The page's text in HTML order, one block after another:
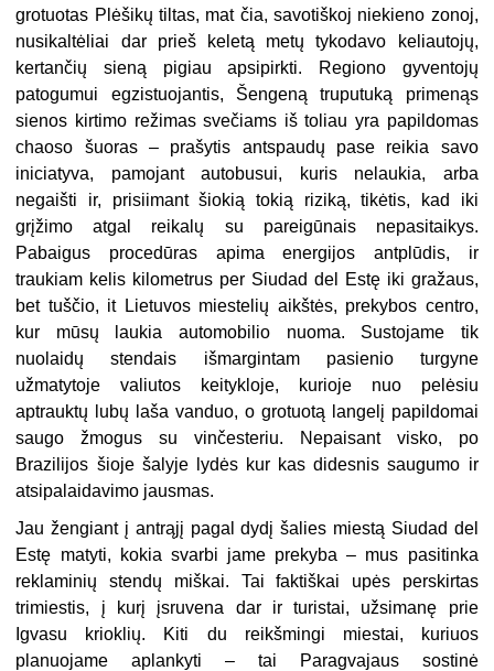
grotuotas Plėšikų tiltas, mat čia, savotiškoj niekieno zonoj,
nusikaltėliai dar prieš keletą metų tykodavo keliautojų,
kertančių sieną pigiau apsipirkti. Regiono gyventojų
patogumui egzistuojantis, Šengeną truputuką primenąs
sienos kirtimo režimas svečiams iš toliau yra papildomas
chaoso šuoras – prašytis antspaudų pase reikia savo
iniciatyva, pamojant autobusui, kuris nelaukia, arba
negaišti ir, prisiimant šiokią tokią riziką, tikėtis, kad iki
grįžimo atgal reikalų su pareigūnais nepasitaikys.
Pabaigus procedūras apima energijos antplūdis, ir
traukiam kelis kilometrus per Siudad del Estę iki gražaus,
bet tuščio, it Lietuvos miestelių aikštės, prekybos centro,
kur mūsų laukia automobilio nuoma. Sustojame tik
nuolaidų stendais išmargintam pasienio turgyne
užmatytoje valiutos keitykloje, kurioje nuo pelėsiu
aptrauktų lubų laša vanduo, o grotuotą langelį papildomai
saugo žmogus su vinčesteriu. Nepaisant visko, po
Brazilijos šioje šalyje lydės kur kas didesnis saugumo ir
atsipalaidavimo jausmas.
Jau žengiant į antrąjį pagal dydį šalies miestą Siudad del
Estę matyti, kokia svarbi jame prekyba – mus pasitinka
reklaminių stendų miškai. Tai faktiškai upės perskirtas
trimiestis, į kurį įsruvena dar ir turistai, užsimanę prie
Igvasu krioklių. Kiti du reikšmingi miestai, kuriuos
planuojame aplankyti – tai Paragvajaus sostinė